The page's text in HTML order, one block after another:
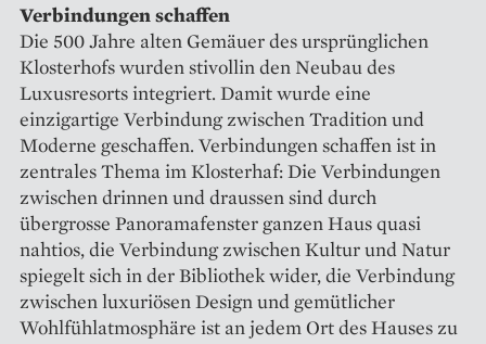
Verbindungen schaffen
Die 500 Jahre alten Gemäuer des ursprünglichen
Klosterhofs wurden stivollin den Neubau des
Luxusresorts integriert. Damit wurde eine
einzigartige Verbindung zwischen Tradition und
Moderne geschaffen. Verbindungen schaffen ist in
zentrales Thema im Klosterhaf: Die Verbindungen
zwischen drinnen und draussen sind durch
übergrosse Panoramafenster ganzen Haus quasi
nahtios, die Verbindung zwischen Kultur und Natur
spiegelt sich in der Bibliothek wider, die Verbindung
zwischen luxuriösen Design und gemütlicher
Wohlfühlatmosphäre ist an jedem Ort des Hauses zu